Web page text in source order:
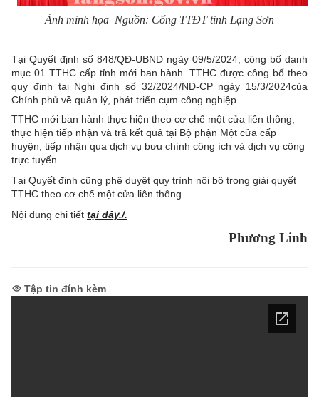
Ảnh minh họa Nguồn: Cổng TTĐT tỉnh Lạng Sơn
Tại Quyết định số 848/QĐ-UBND ngày 09/5/2024, công bố danh
mục 01 TTHC cấp tỉnh mới ban hành. TTHC được công bố theo
quy định tại Nghị định số 32/2024/NĐ-CP ngày 15/3/2024của
Chính phủ về quản lý, phát triển cụm công nghiệp.
TTHC mới ban hành thực hiện theo cơ chế một cửa liên thông,
thực hiện tiếp nhận và trả kết quả tại Bộ phận Một cửa cấp
huyện, tiếp nhận qua dịch vụ bưu chính công ích và dịch vụ công
trực tuyến.
Tại Quyết định cũng phê duyệt quy trình nội bộ trong giải quyết
TTHC theo cơ chế một cửa liên thông.
Nội dung chi tiết tại đây./.
Phương Linh
Tập tin đính kèm